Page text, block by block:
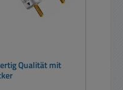
Qualität mit